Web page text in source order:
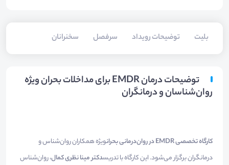
بلیت‌ توضیحات رویداد سرفصل سخنرانان
توضیحات درمان EMDR برای مداخلات بحران ویژه
روان‌شناسان و درمانگران
کارگاه تخصصی EMDR در روان‌درمانی بحران
ویژه همکاران روان‌شناس و
درمانگران برگزار می‌شود. این کارگاه با تدریسدکتر مینا نظری کمال، روان‌شناس